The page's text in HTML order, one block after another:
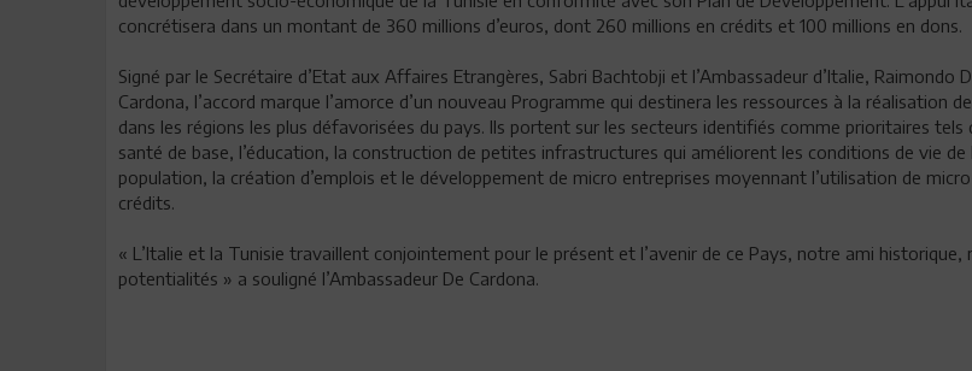
concrétisera dans un montant de 360 millions d’euros, dont 260 millions en crédits et 100 millions en dons.
Signé par le Secrétaire d’Etat aux Affaires Etrangères, Sabri Bachtobji et l’Ambassadeur d’Italie, Raimondo
Cardona, l’accord marque l’amorce d’un nouveau Programme qui destinera les ressources à la réalisation
dans les régions les plus défavorisées du pays. Ils portent sur les secteurs identifiés comme prioritaires tels
santé de base, l’éducation, la construction de petites infrastructures qui améliorent les conditions de vie de
population, la création d’emplois et le développement de micro entreprises moyennant l’utilisation de
crédits.
« L’Italie et la Tunisie travaillent conjointement pour le présent et l’avenir de ce Pays, notre ami historique,
potentialités » a souligné l’Ambassadeur De Cardona.